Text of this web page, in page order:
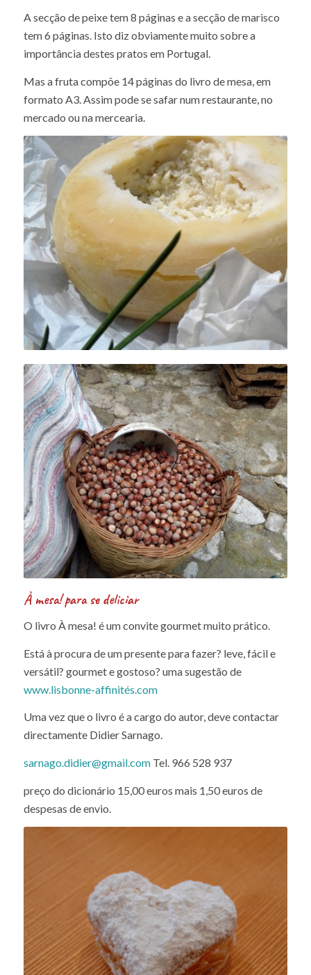
A secção de peixe tem 8 páginas e a secção de marisco
tem 6 páginas. Isto diz obviamente muito sobre a
importância destes pratos em Portugal.
Mas a fruta compõe 14 páginas do livro de mesa, em
formato A3. Assim pode se safar num restaurante, no
mercado ou na mercearia.
À mesa! para se deliciar
O livro À mesa! é um convite gourmet muito prático.
Está à procura de um presente para fazer? leve, fácil e
versátil? gourmet e gostoso? uma sugestão de
www.lisbonne-affinités.com
Uma vez que o livro é a cargo do autor, deve contactar
directamente Didier Sarnago.
sarnago.didier@gmail.comTel. 966 528 937
preço do dicionário 15,00 euros mais 1,50 euros de
despesas de envio.